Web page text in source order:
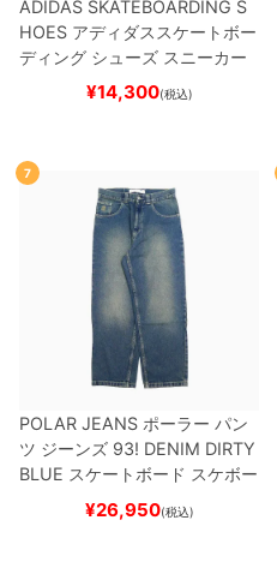
ADIDAS SKATEBOARDING S
HOES アディダススケートボー
ディング シューズ スニーカー
スーパースターSUPERSTAR A
BLACK/WHITE/WHITE
ー
¥14,300(税込)
7
POLAR JEANS ポーラー パン
ツ ジーンズ 93! DENIM DIRTY
BLUE スケートボード スケボー
¥26,950(税込)